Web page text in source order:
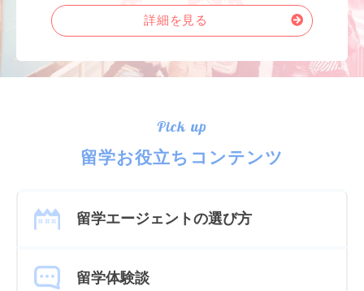
詳細を見る
Pick up
留学お役立ちコンテンツ
留学エージェントの選び方
留学体験談